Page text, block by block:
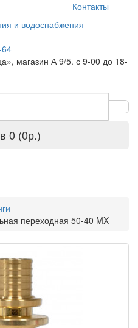
Контакты
магазин А 9/5. с 9-00 до 18-
0 (0р.)
переходная 50-40 MX